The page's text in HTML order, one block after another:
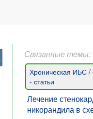
Связанные темы:
Хроническая ИБС /
- статьи
Лечение
никорандила в